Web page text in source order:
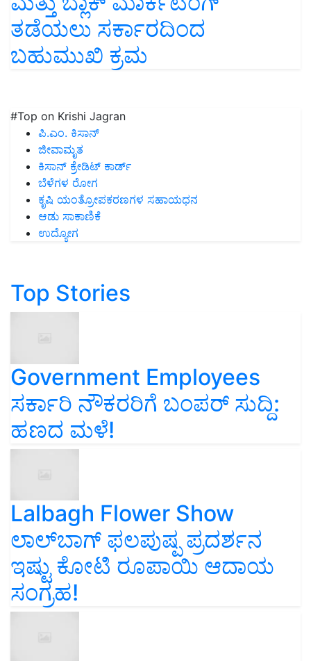
ತಡೆಯಲು ಸರ್ಕಾರದಿಂದ
ಬಹುಮುಖಿ ಕ್ರಮ
#Top on Krishi Jagran
ಪಿ.ಎಂ. ಕಿಸಾನ್
ಜೀವಾಮೃತ
ಕಿಸಾನ್ ಕ್ರೇಡಿಟ್ ಕಾರ್ಡ್
ಬೆಳೆಗಳ ರೋಗ
ಕೃಷಿ ಯಂತ್ರೋಪಕರಣಗಳ ಸಹಾಯಧನ
ಆಡು ಸಾಕಾಣಿಕೆ
ಉದ್ಯೋಗ
Top Stories
Government Employees
ಸರ್ಕಾರಿ ನೌಕರರಿಗೆ ಬಂಪರ್‌ ಸುದ್ದಿ:
ಹಣದ ಮಳೆ!
Lalbagh Flower Show
ಲಾಲ್‌ಬಾಗ್ ಫಲಪುಷ್ಪ ಪ್ರದರ್ಶನ
ಇಷ್ಟು ಕೋಟಿ ರೂಪಾಯಿ ಆದಾಯ
ಸಂಗ್ರಹ!